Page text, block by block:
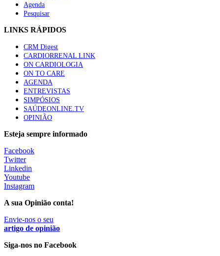
mama triplo negativo metastático em doentes não
61 visualizações
Especialistas defendem mais potássio na alimentação
para ajudar a controlar a hipertensão
57 visualizações
Sindicato diz que nova carreira de médicos dentistas reforça
estabilidade no SNS
6 Ago, 2026
para tratamentos de infertilidade na Madeira
Agenda
Pesquisar
LINKS RÁPIDOS
CRM Digest
CARDIORRENAL LINK
ON CARDIOLOGIA
ON TO CARE
AGENDA
ENTREVISTAS
SIMPÓSIOS
SAÚDEONLINE.TV
OPINIÃO
Esteja sempre informado
Facebook
Twitter
Linkedin
Youtube
Instagram
A sua Opinião conta!
Envie-nos o seu
artigo de opinião
Siga-nos no Facebook